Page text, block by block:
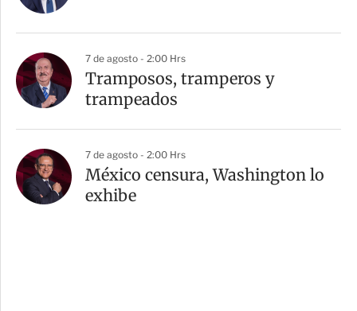
7 de agosto - 2:00 Hrs
Tramposos, tramperos y
trampeados
7 de agosto - 2:00 Hrs
México censura, Washington lo
exhibe